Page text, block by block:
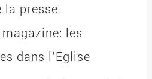
la presse
les
dans l’Eglise